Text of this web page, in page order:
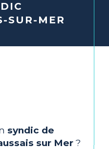
SUR-MER
syndic de
sur Mer ?